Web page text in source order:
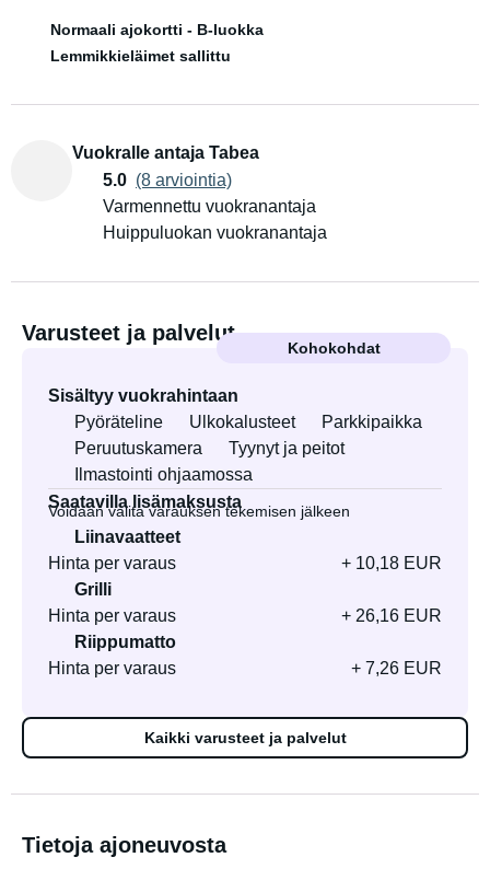
Normaali ajokortti - B-luokka
Lemmikkieläimet sallittu
Vuokralle antaja Tabea
5.0 (8 arviointia)
Varmennettu vuokranantaja
Huippuluokan vuokranantaja
Varusteet ja palvelut
Kohokohdat
Sisältyy vuokrahintaan
Pyöräteline
Ulkokalusteet
Parkkipaikka
Peruutuskamera
Tyynyt ja peitot
Ilmastointi ohjaamossa
Saatavilla lisämaksusta
Voidaan valita varauksen tekemisen jälkeen
Liinavaatteet
Hinta per varaus
+ 10,18 EUR
Grilli
Hinta per varaus
+ 26,16 EUR
Riippumatto
Hinta per varaus
+ 7,26 EUR
Kaikki varusteet ja palvelut
Tietoja ajoneuvosta